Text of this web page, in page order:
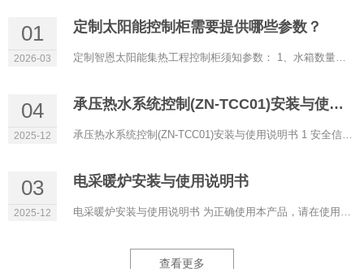
01
2026-03
定制太阳能控制柜需要提供哪些参数？
04
2025-12
承压热水系统控制(ZN-TCC01)安装与使用说明书
03
2025-12
电采暖炉安装与使用说明书
查看更多